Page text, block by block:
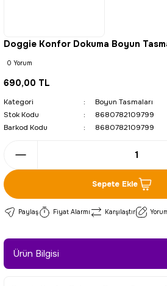
Doggie Konfor Dokuma Boyun
0 Yorum
690,00 TL
Kategori
Boyun Tasmaları
Stok Kodu
8680782109799
Barkod Kodu
8680782109799
Sepete Ekle
Paylaş Fiyat Alarmı Karşılaştır
Ürün Bilgisi